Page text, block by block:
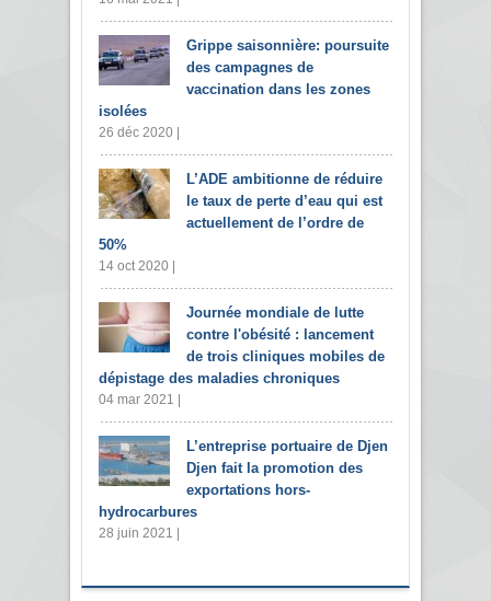
Grippe saisonnière: poursuite
des campagnes de
vaccination dans les zones
isolées
26 déc 2020 |
L’ADE ambitionne de réduire
le taux de perte d’eau qui est
actuellement de l’ordre de
50%
14 oct 2020 |
Journée mondiale de lutte
contre l'obésité : lancement
de trois cliniques mobiles de
dépistage des maladies chroniques
04 mar 2021 |
L’entreprise portuaire de Djen
Djen fait la promotion des
exportations hors-
hydrocarbures
28 juin 2021 |